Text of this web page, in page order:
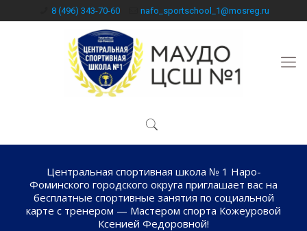
8 (496) 343-70-60 nafo_sportschool_1@mosreg.ru
Центральная спортивная школа № 1 Наро-
Фоминского городского округа приглашает вас на
бесплатные спортивные занятия по социальной
карте с тренером — Мастером спорта Кожеуровой
Ксенией Федоровной!